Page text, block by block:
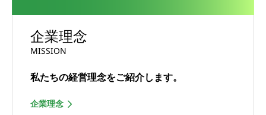
企業理念
MISSION
私たちの経営理念をご紹介します。
企業理念